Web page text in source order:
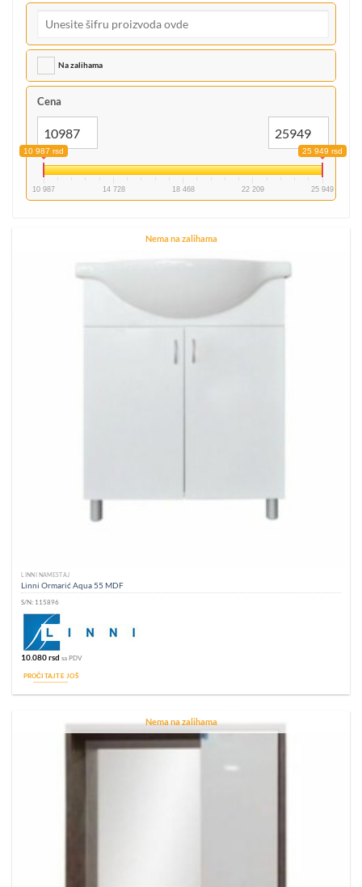
Na zalihama
Cena
10 987 rsd 25 949 rsd
10 987 14 728 18 468 22 209 25 949
Nema na zalihama
LINNI NAMEŠTAJ
Linni Ormarić Aqua 55 MDF
S/N: 115896
10.080rsd sa PDV
PROČITAJTE JOŠ
Nema na zalihama